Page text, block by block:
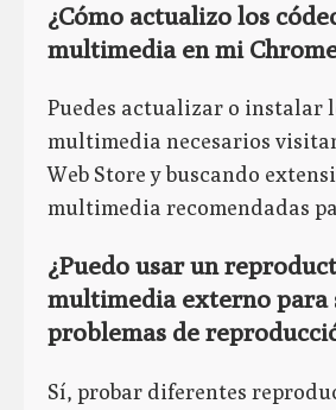
¿Cómo actualizo los
multimedia en mi
Puedes actualizar o instalar
multimedia necesarios
Web Store y buscando
multimedia recomendadas
¿Puedo usar un
multimedia externo para
problemas de
Sí, probar diferentes